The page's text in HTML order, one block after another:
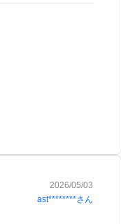
2026/05/03
ast********さん